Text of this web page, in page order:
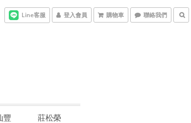
Line客服 登入會員 購物車 聯絡我們
豐
莊松榮